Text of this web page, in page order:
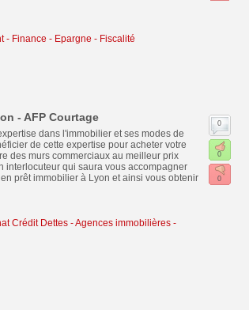
- Finance - Epargne - Fiscalité
- AFP Courtage
dans l'immobilier et ses modes de
de cette expertise pour acheter votre
des murs commerciaux au meilleur prix
interlocuteur qui saura vous accompagner
prêt immobilier à Lyon et ainsi vous obtenir
Crédit Dettes-Agences immobilières -
0
0
0